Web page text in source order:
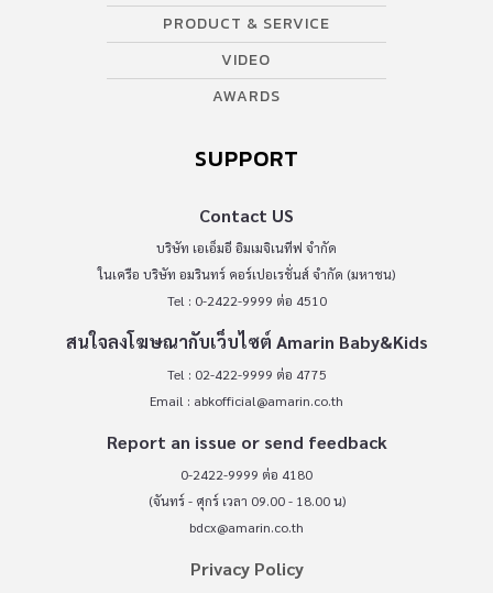
PRODUCT & SERVICE
VIDEO
AWARDS
SUPPORT
Contact US
บริษัท เอเอ็มอี อิมเมจิเนทีฟ จำกัด
ในเครือ บริษัท อมรินทร์ คอร์เปอเรชั่นส์ จำกัด (มหาชน)
Tel : 0-2422-9999 ต่อ 4510
สนใจลงโฆษณากับเว็บไซต์ Amarin Baby&Kids
Tel : 02-422-9999 ต่อ 4775
Email : abkofficial@amarin.co.th
Report an issue or send feedback
0-2422-9999 ต่อ 4180
(จันทร์ - ศุกร์ เวลา 09.00 - 18.00 น)
bdcx@amarin.co.th
Privacy Policy